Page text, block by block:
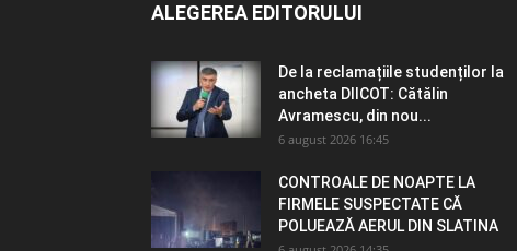
ALEGEREA EDITORULUI
De la reclamațiile studenților la
ancheta DIICOT: Cătălin
Avramescu, din nou...
6 august 2026 16:45
CONTROALE DE NOAPTE LA
FIRMELE SUSPECTATE CĂ
POLUEAZĂ AERUL DIN SLATINA